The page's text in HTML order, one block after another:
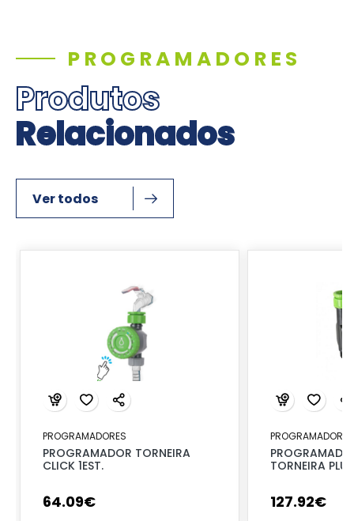
PROGRAMADORES
Produtos
Relacionados
Ver todos
PROGRAMADORES
PROGRAMADOR TORNEIRA
CLICK 1EST.
64.09€
PROGRAMADORES
TORNEIRA
127.92€